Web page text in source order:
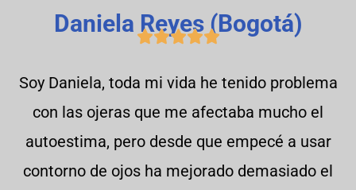
Daniela Reyes (Bogotá)

Soy Daniela, toda mi vida he tenido problema
con las ojeras que me afectaba mucho el
autoestima, pero desde que empecé a usar
contorno de ojos ha mejorado demasiado el